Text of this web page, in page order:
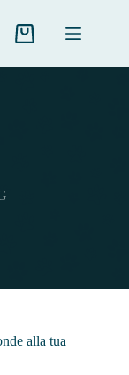
Carrello
alla tua